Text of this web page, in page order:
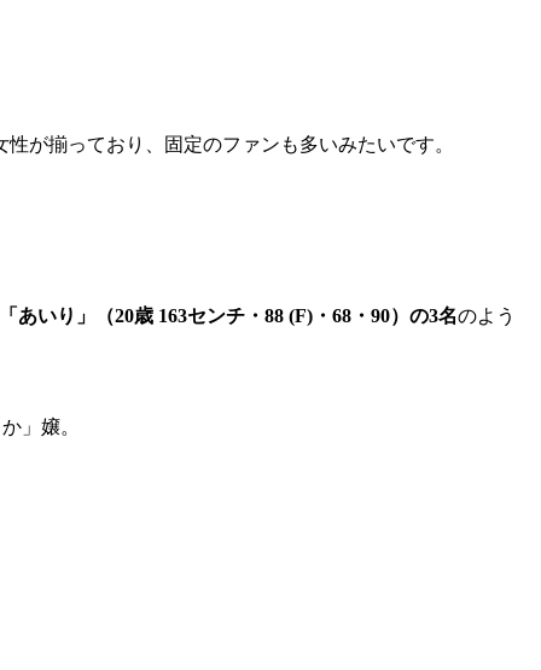
が揃っており、固定のファンも多いみたいです。
いり」（20歳 163センチ・88 (F)・68・90）の3名のよう
」嬢。